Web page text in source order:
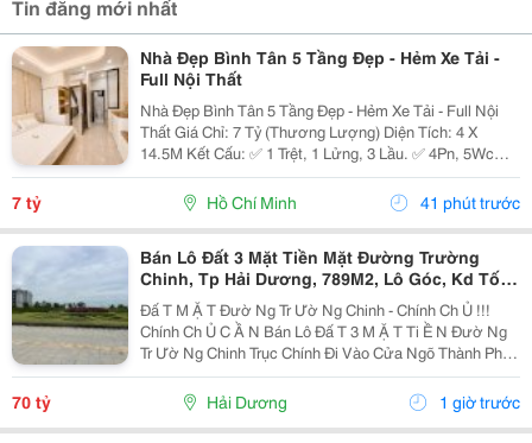
Tin đăng mới nhất
Nhà Đẹp Bình Tân 5 Tầng Đẹp - Hẻm Xe Tải -
Full Nội Thất
Nhà Đẹp Bình Tân 5 Tầng Đẹp - Hẻm Xe Tải - Full Nội
Thất Giá Chỉ: 7 Tỷ (Thương Lượng) Diện Tích: 4 X
14.5M Kết Cấu: ✅ 1 Trệt, 1 Lửng, 3 Lầu. ✅ 4Pn, 5Wc
(Có Thể Bố Trí 6Pn). ✅ Phòng Thờ, Phòng Giặt, Sân
Thượng. Hẻm Xe Tải, Gần Mặt Tiền, Thuận...
7 tỷ Hồ Chí Minh 41 phút trước
Bán Lô Đất 3 Mặt Tiền Mặt Đường Trường
Chinh, Tp Hải Dương, 789M2, Lô Góc, Kd Tốt,
Vị Trí Đẹp
Đấ T M Ặ T Đườ Ng Tr Ườ Ng Chinh - Chính Ch Ủ !!!
Chính Ch Ủ C Ầ N Bán Lô Đấ T 3 M Ặ T Ti Ề N Đườ Ng
Tr Ườ Ng Chinh Trục Chính Đi Vào Cửa Ngõ Thành Ph Ố
H Ả I D Ươ Ng - Di Ệ N Tích 789M2, Lô Góc 3 M Ặ T Ti Ề
70 tỷ Hải Dương 1 giờ trước